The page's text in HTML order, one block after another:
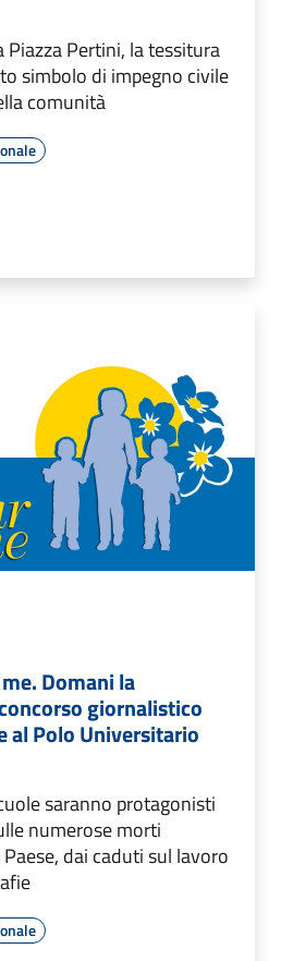
Piazza Pertini, la tessitura
simbolo di impegno civile
comunità
Domani la
giornalistico
al Polo Universitario
saranno protagonisti
numerose morti
dai caduti sul lavoro